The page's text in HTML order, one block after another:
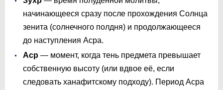
начинающееся сразу после прохождения Солнца
зенита (солнечного полдня) и продолжающееся
до наступления Асра.
Аср — момент, когда тень предмета превышает
собственную высоту (или вдвое её, если
следовать ханафитскому подходу). Период Асра